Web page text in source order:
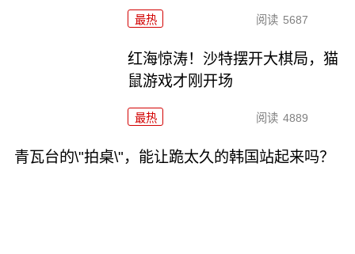
最热 阅读 5687
红海惊涛！沙特摆开大棋局，猫
鼠游戏才刚开场
最热 阅读 4889
青瓦台的\"拍桌\"，能让跪太久的韩国站起来吗？